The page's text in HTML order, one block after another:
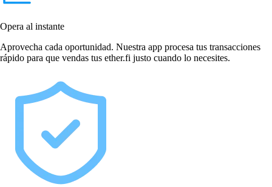
Opera al instante
Aprovecha cada oportunidad. Nuestra app procesa tus transacciones
rápido para que vendas tus ether.fi justo cuando lo necesites.